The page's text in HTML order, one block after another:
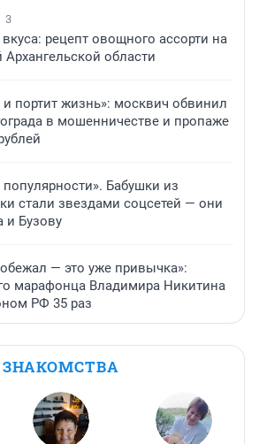
3
рецепт овощного ассорти на
области
и портит жизнь»: москвич обвинил
в мошенничестве и пропаже
Бабушки из
стали звездами соцсетей — они
и Бузову
— это уже привычка»:
марафонца Владимира Никитина
РФ 35 раз
ЗНАКОМСТВА